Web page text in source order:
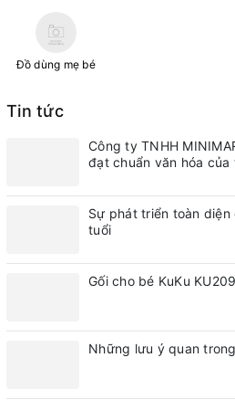
Đồ dùng mẹ bé
Tin tức
Công ty TNHH
đạt chuẩn văn hóa của
Sự phát triển toàn
tuổi
Gối cho bé KuKu
Những lưu ý quan